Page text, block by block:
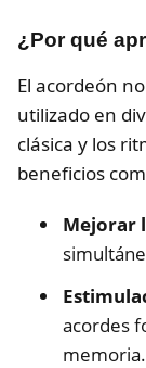
¿Por qué
El acordeón
utilizado en
clásica y los
beneficios
Mejorar
acordes
memoria.